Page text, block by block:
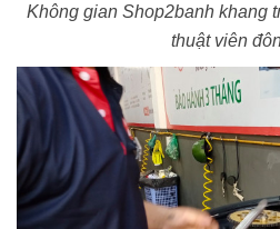
Không gian Shop2banh khang
thuật viên